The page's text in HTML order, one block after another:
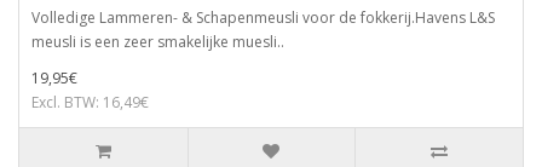
Volledige Lammeren- & Schapenmeusli voor de fokkerij.Havens L&S
meusli is een zeer smakelijke muesli..
19,95€
Excl. BTW: 16,49€